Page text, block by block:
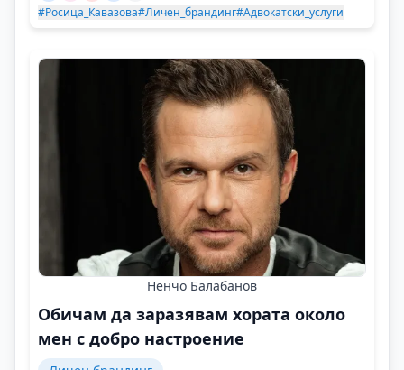
#Росица_Кавазова#Личен_брандинг#Адвокатски_услуги
Ненчо Балабанов
Обичам да заразявам хората около
мен с добро настроение